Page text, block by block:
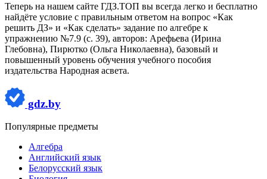
Теперь на нашем сайте ГДЗ.ТОП вы всегда легко и бесплатно
найдёте условие с правильным ответом на вопрос «Как
решить ДЗ» и «Как сделать» задание по алгебре к
упражнению №7.9 (с. 39), авторов: Арефьева (Ирина
Глебовна), Пирютко (Ольга Николаевна), базовый и
повышенный уровень обучения учебного пособия
издательства Народная асвета.
gdz.by
Популярные предметы
Алгебра
Английский язык
Белорусский язык